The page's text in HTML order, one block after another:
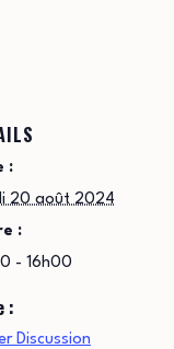
:
20 août 2024
:
- 16h00
:
Discussion